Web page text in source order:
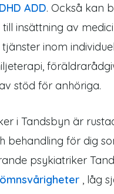
ADD. Också kan
insättning av
inom
stöd för anhöriga.
i Tandsbyn är
behandling för dig
psykiatriker
, låg